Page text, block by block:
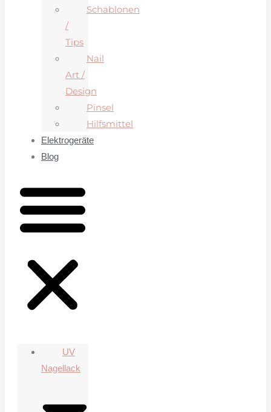
Schablonen
/
Tips
Nail
Art /
Design
Pinsel
Hilfsmittel
Elektrogeräte
Blog
UV
Nagellack